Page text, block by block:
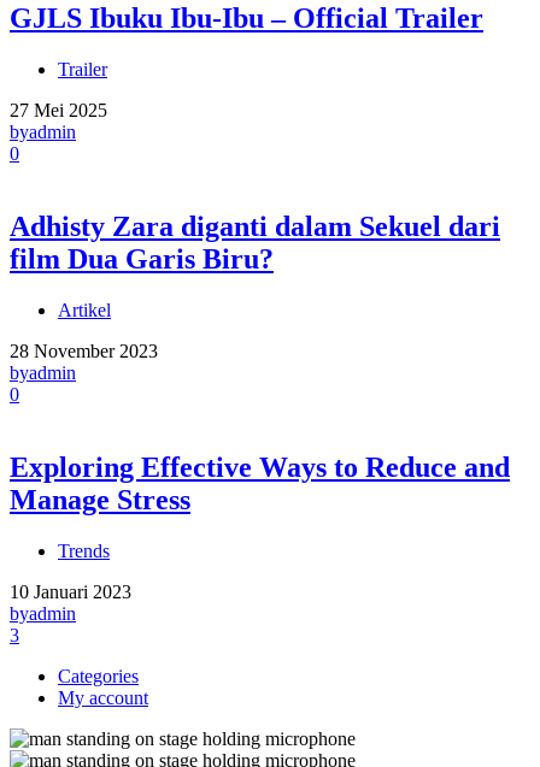
GJLS Ibuku Ibu-Ibu – Official Trailer
Trailer
27 Mei 2025
byadmin
0
Adhisty Zara diganti dalam Sekuel dari
film Dua Garis Biru?
Artikel
28 November 2023
byadmin
0
Exploring Effective Ways to Reduce and
Manage Stress
Trends
10 Januari 2023
byadmin
3
Categories
My account